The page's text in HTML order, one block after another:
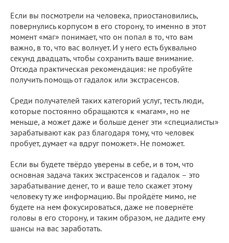
Если вы посмотрели на человека, приостановились,
повернулись корпусом в его сторону, то именно в этот
момент «маг» понимает, что он попал в то, что вам
важно, в то, что вас волнует. И у него есть буквально
секунд двадцать, чтобы сохранить ваше внимание.
Отсюда практическая рекомендация: не пробуйте
получить помощь от гадалок или экстрасенсов.
Среди получателей таких категорий услуг, тесть люди,
которые постоянно обращаются к «магам», но не
меньше, а может даже и больше денег эти «специалисты»
зарабатывают как раз благодаря тому, что человек
пробует, думает «а вдруг поможет». Не поможет.
Если вы будете твёрдо уверены в себе, и в том, что
основная задача таких экстрасенсов и гадалок – это
зарабатывание денег, то и ваше тело скажет этому
человеку ту же информацию. Вы пройдёте мимо, не
будете на нем фокусироваться, даже не повернёте
головы в его сторону, и таким образом, не дадите ему
шансы на вас заработать.